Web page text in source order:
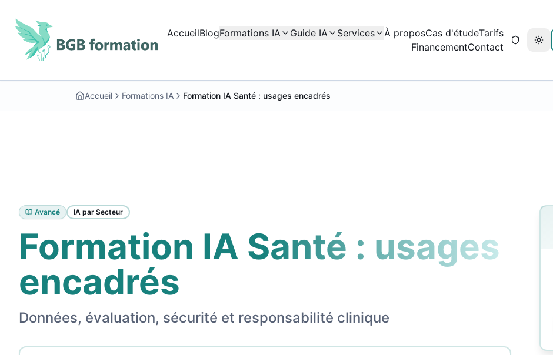
AccueilBlogFormations IA Guide IA Services À proposCas d'étudeTarifs
FinancementContact
Accueil Formations IA Formation IA Santé : usages encadrés
Avancé IA par Secteur
Formation IA Santé : usages
encadrés
Données, évaluation, sécurité et responsabilité clinique